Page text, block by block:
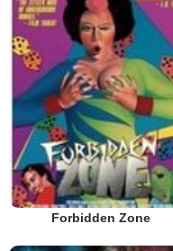
Forbidden Zone